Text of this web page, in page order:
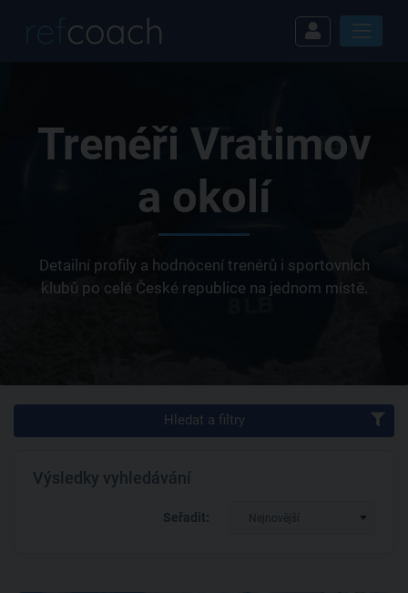
Trenéři Vratimov
a okolí
Detailní profily a hodnocení trenérů i sportovních
klubů po celé České republice na jednom místě.
Hledat a filtry
Výsledky vyhledávání
Seřadit: Nejnovější